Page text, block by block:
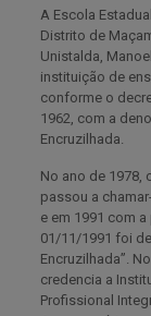
A Escola
Distrito de
Unistalda,
instituição de
conforme o
1962, com a
Encruzilhada.
No ano de 1978,
passou a
e em 1991 com
01/11/1991 foi
Encruzilhada”.
credencia a
Profissional